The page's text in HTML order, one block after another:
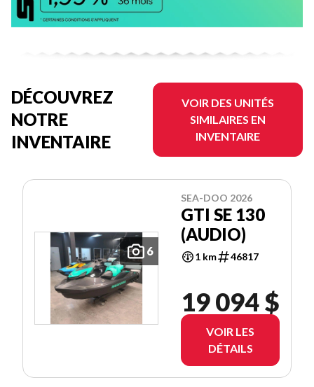
DÉCOUVREZ
NOTRE
INVENTAIRE
VOIR DES UNITÉS
SIMILAIRES EN
INVENTAIRE
6
SEA-DOO 2026
GTI SE 130
(AUDIO)
1 km 46817
19 094 $
VOIR LES
DÉTAILS